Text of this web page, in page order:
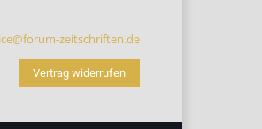
zeitschriften.de
Vertrag widerrufen